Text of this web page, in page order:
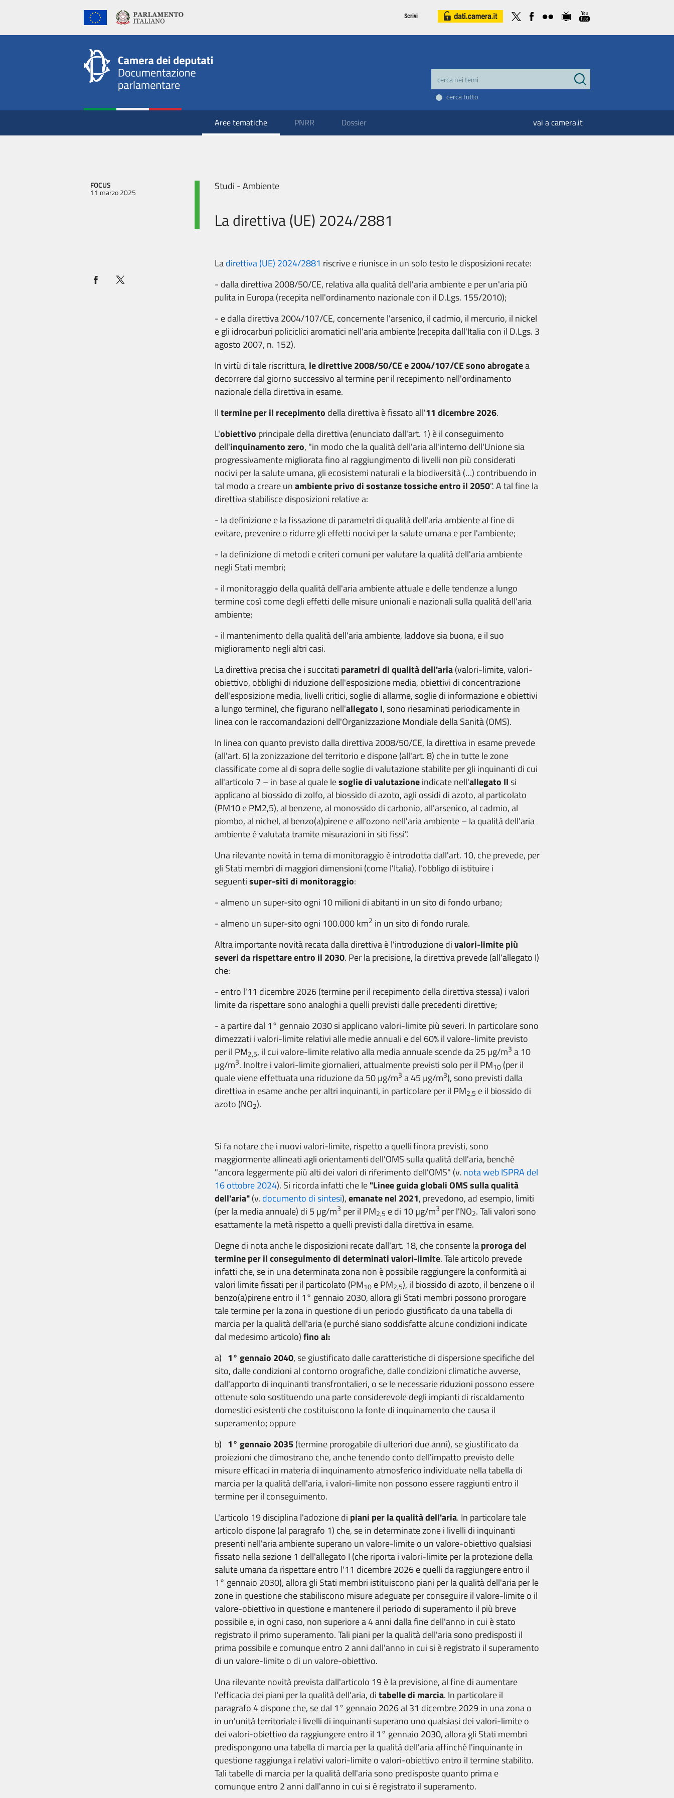
Scrivi
cerca tutto
Aree tematiche PNRR Dossier vai a camera.it
FOCUS
11 marzo 2025 Studi - Ambiente
La direttiva (UE) 2024/2881
Ladirettiva (UE) 2024/2881 riscrive e riunisce in un solo testo le disposizioni recate:
- dalla direttiva 2008/50/CE, relativa alla qualità dell'aria ambiente e per un'aria più
pulita in Europa (recepita nell'ordinamento nazionale con il D.Lgs. 155/2010);
- e dalla direttiva 2004/107/CE, concernente l'arsenico, il cadmio, il mercurio, il nickel
e gli idrocarburi policiclici aromatici nell'aria ambiente (recepita dall'Italia con il D.Lgs. 3
agosto 2007, n. 152).
In virtù di tale riscrittura, le direttive 2008/50/CE e 2004/107/CE sono abrogatea
decorrere dal giorno successivo al termine per il recepimento nell'ordinamento
nazionale della direttiva in esame.
Iltermine per il recepimento della direttiva è fissato all'11 dicembre 2026.
L'obiettivo principale della direttiva (enunciato dall'art. 1) è il conseguimento
dell'inquinamento zero, "in modo che la qualità dell'aria all'interno dell'Unione sia
progressivamente migliorata fino al raggiungimento di livelli non più considerati
nocivi per la salute umana, gli ecosistemi naturali e la biodiversità (…) contribuendo in
tal modo a creare unambiente privo di sostanze tossiche entro il 2050". A tal fine la
direttiva stabilisce disposizioni relative a:
- la definizione e la fissazione di parametri di qualità dell'aria ambiente al fine di
evitare, prevenire o ridurre gli effetti nocivi per la salute umana e per l'ambiente;
- la definizione di metodi e criteri comuni per valutare la qualità dell'aria ambiente
negli Stati membri;
- il monitoraggio della qualità dell'aria ambiente attuale e delle tendenze a lungo
termine così come degli effetti delle misure unionali e nazionali sulla qualità dell'aria
ambiente;
- il mantenimento della qualità dell'aria ambiente, laddove sia buona, e il suo
miglioramento negli altri casi.
La direttiva precisa che i succitati parametri di qualità dell'aria(valori-limite, valori-
obiettivo, obblighi di riduzione dell'esposizione media, obiettivi di concentrazione
dell'esposizione media, livelli critici, soglie di allarme, soglie di informazione e obiettivi
a lungo termine), che figurano nell'allegato I, sono riesaminati periodicamente in
linea con le raccomandazioni dell'Organizzazione Mondiale della Sanità (OMS).
In linea con quanto previsto dalla direttiva 2008/50/CE, la direttiva in esame prevede
(all'art. 6) la zonizzazione del territorio e dispone (all'art. 8) che in tutte le zone
classificate come al di sopra delle soglie di valutazione stabilite per gli inquinanti di cui
all'articolo 7 – in base al quale lesoglie di valutazioneindicate nell'allegato IIsi
applicano al biossido di zolfo, al biossido di azoto, agli ossidi di azoto, al particolato
(PM10 e PM2,5), al benzene, al monossido di carbonio, all'arsenico, al cadmio, al
piombo, al nichel, al benzo(a)pirene e all'ozono nell'aria ambiente – la qualità dell'aria
ambiente è valutata tramite misurazioni in siti fissi".
Una rilevante novità in tema di monitoraggio è introdotta dall'art. 10, che prevede, per
gli Stati membri di maggiori dimensioni (come l'Italia), l'obbligo di istituire i
seguentisuper-siti di monitoraggio:
- almeno un super-sito ogni 10 milioni di abitanti in un sito di fondo urbano;
- almeno un super-sito ogni 100.000 km2 in un sito di fondo rurale.
Altra importante novità recata dalla direttiva è l'introduzione divalori-limitepiù
severi da rispettareentro il 2030. Per la precisione, la direttiva prevede (all'allegato I)
che:
- entro l'11 dicembre 2026 (termine per il recepimento della direttiva stessa) i valori
limite da rispettare sono analoghi a quelli previsti dalle precedenti direttive;
-a partire dal 1° gennaio 2030 si applicano valori-limite più severi. In particolare sono
dimezzati i valori-limite relativi alle medie annuali e del 60% il valore-limite previsto
per il PM2,5, il cui valore-limite relativo alla media annuale scende da 25 µg/m3 a 10
µg/m3. Inoltre i valori-limite giornalieri, attualmente previsti solo per il PM10 (per il
quale viene effettuata una riduzione da 50 µg/m3 a 45 µg/m3), sono previsti dalla
direttiva in esame anche per altri inquinanti, in particolare per il PM2,5 e il biossido di
azoto (NO2).
Si fa notare che i nuovi valori-limite, rispetto a quelli finora previsti, sono
maggiormente allineati agli orientamenti dell'OMS sulla qualità dell'aria, benché
"ancora leggermente più alti dei valori di riferimento dell'OMS" (v. nota web ISPRA del
16 ottobre 2024). Si ricorda infatti che le"Linee guida globali OMS sulla qualità
dell'aria"(v. documento di sintesi),emanate nel 2021, prevedono, ad esempio, limiti
(per la media annuale) di 5 µg/m3 per il PM2,5 e di 10 µg/m3 per l'NO2. Tali valori sono
esattamente la metà rispetto a quelli previsti dalla direttiva in esame.
Degne di nota anche le disposizioni recate dall'art. 18, che consente laproroga del
termine per il conseguimento di determinati valori-limite. Tale articolo prevede
infatti che, se in una determinata zona non è possibile raggiungere la conformità ai
valori limite fissati per il particolato (PM10 e PM2,5), il biossido di azoto, il benzene o il
benzo(a)pirene entro il 1° gennaio 2030, allora gli Stati membri possono prorogare
tale termine per la zona in questione di un periodo giustificato da una tabella di
marcia per la qualità dell'aria (e purché siano soddisfatte alcune condizioni indicate
dal medesimo articolo)fino al:
a) 1° gennaio 2040, se giustificato dalle caratteristiche di dispersione specifiche del
sito, dalle condizioni al contorno orografiche, dalle condizioni climatiche avverse,
dall'apporto di inquinanti transfrontalieri, o se le necessarie riduzioni possono essere
ottenute solo sostituendo una parte considerevole degli impianti di riscaldamento
domestici esistenti che costituiscono la fonte di inquinamento che causa il
superamento; oppure
b) 1° gennaio 2035(termine prorogabile di ulteriori due anni), se giustificato da
proiezioni che dimostrano che, anche tenendo conto dell'impatto previsto delle
misure efficaci in materia di inquinamento atmosferico individuate nella tabella di
marcia per la qualità dell'aria, i valori-limite non possono essere raggiunti entro il
termine per il conseguimento.
L'articolo 19 disciplina l'adozione di piani per la qualità dell'aria. In particolare tale
articolo dispone (al paragrafo 1) che, se in determinate zone i livelli di inquinanti
presenti nell'aria ambiente superano un valore-limite o un valore-obiettivo qualsiasi
fissato nella sezione 1 dell'allegato I (che riporta i valori-limite per la protezione della
salute umana da rispettare entro l'11 dicembre 2026 e quelli da raggiungere entro il
1° gennaio 2030), allora gli Stati membri istituiscono piani per la qualità dell'aria per le
zone in questione che stabiliscono misure adeguate per conseguire il valore-limite o il
valore-obiettivo in questione e mantenere il periodo di superamento il più breve
possibile e, in ogni caso, non superiore a 4 anni dalla fine dell'anno in cui è stato
registrato il primo superamento. Tali piani per la qualità dell'aria sono predisposti il
prima possibile e comunque entro 2 anni dall'anno in cui si è registrato il superamento
di un valore-limite o di un valore-obiettivo.
Una rilevante novità prevista dall'articolo 19 è la previsione, al fine di aumentare
l'efficacia dei piani per la qualità dell'aria, ditabelle di marcia. In particolare il
paragrafo 4 dispone che, se dal 1° gennaio 2026 al 31 dicembre 2029 in una zona o
in un'unità territoriale i livelli di inquinanti superano uno qualsiasi dei valori-limite o
dei valori-obiettivo da raggiungere entro il 1° gennaio 2030, allora gli Stati membri
predispongono una tabella di marcia per la qualità dell'aria affinché l'inquinante in
questione raggiunga i relativi valori-limite o valori-obiettivo entro il termine stabilito.
Tali tabelle di marcia per la qualità dell'aria sono predisposte quanto prima e
comunque entro 2 anni dall'anno in cui si è registrato il superamento.